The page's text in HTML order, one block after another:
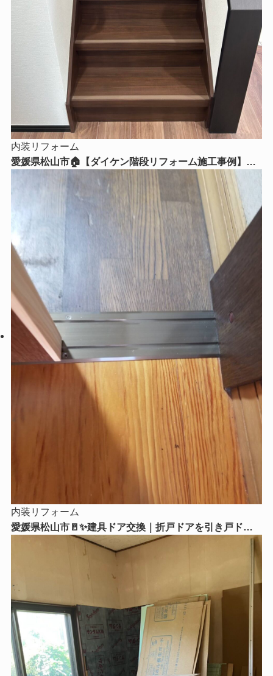
内装リフォーム
愛媛県松山市🏠【ダイケン階段リフォーム施工事例】毎
日使う階段を美しく、安全で快適な空間へ
内装リフォーム
愛媛県松山市🚪✨建具ドア交換｜折戸ドアを引き戸ドア
に交換！毎日の使いやすさがグッとアップ😊🏡